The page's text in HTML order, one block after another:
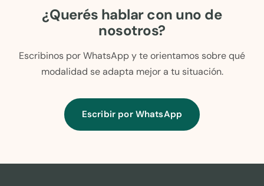
¿Querés hablar con uno de
nosotros?
Escribinos por WhatsApp y te orientamos sobre qué
modalidad se adapta mejor a tu situación.
Escribir por WhatsApp